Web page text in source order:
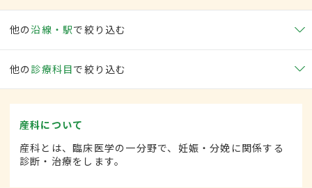
他の沿線・駅で絞り込む
他の 診療科目で絞り込む
産科について
産科とは、臨床医学の一分野で、妊娠・分娩に関係する
診断・治療をします。